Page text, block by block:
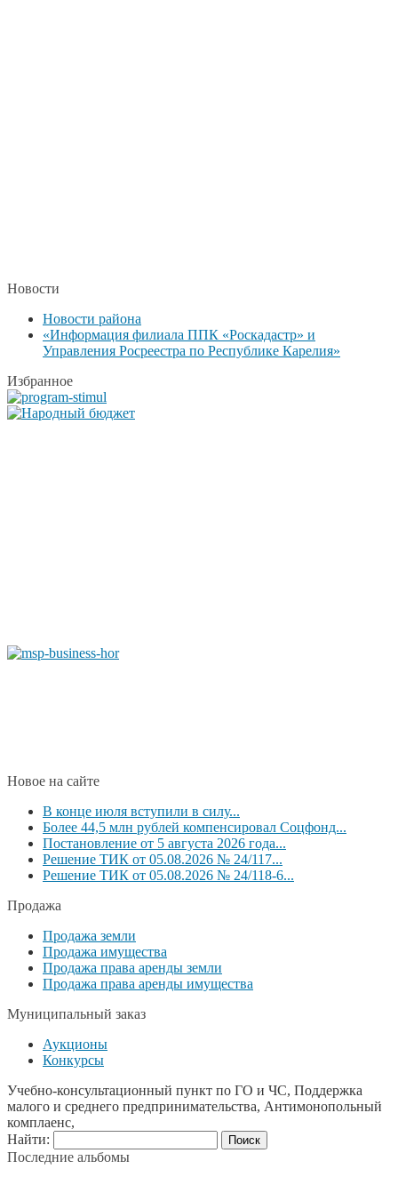
Новости
Новости района
«Информация филиала ППК «Роскадастр» и
Управления Росреестра по Республике Карелия»
Избранное
Новое на сайте
В конце июля вступили в силу...
Более 44,5 млн рублей компенсировал Соцфонд...
Постановление от 5 августа 2026 года...
Решение ТИК от 05.08.2026 № 24/117...
Решение ТИК от 05.08.2026 № 24/118-6...
Продажа
Продажа земли
Продажа имущества
Продажа права аренды земли
Продажа права аренды имущества
Муниципальный заказ
Аукционы
Конкурсы
Учебно-консультационный пункт по ГО и ЧС, Поддержка
малого и среднего предпринимательства, Антимонопольный
комплаенс,
Найти:
Последние альбомы